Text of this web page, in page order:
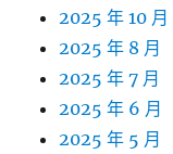
2025 年 10 月
2025 年 8 月
2025 年 7 月
2025 年 6 月
2025 年 5 月